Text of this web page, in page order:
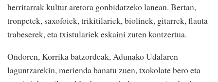
herritarrak kultur aretora gonbidatzeko lanean. Bertan,
tronpetek, saxofoiek, trikitilariek, biolinek, gitarrek, flauta
trabeserek, eta txistulariek eskaini zuten kontzertua.
Ondoren, Korrika batzordeak, Adunako Udalaren
laguntzarekin, merienda banatu zuen, txokolate bero eta